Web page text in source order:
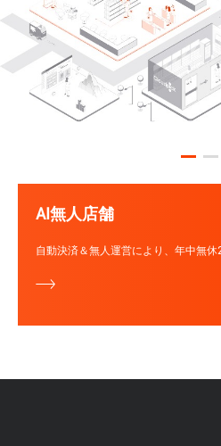
AI無人店舗
自動決済＆無人運営により、年中無休